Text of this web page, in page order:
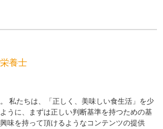
養士
私たちは、「正しく、美味しい食生活」を少
うに、まずは正しい判断基準を持つための基
味を持って頂けるようなコンテンツの提供